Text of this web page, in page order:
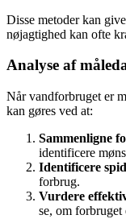
Disse metoder kan
nøjagtighed kan ofte
Analyse af
Når vandforbruget er
kan gøres ved at:
Sammenligne
identificere
Identificere
forbrug.
Vurdere
se, om